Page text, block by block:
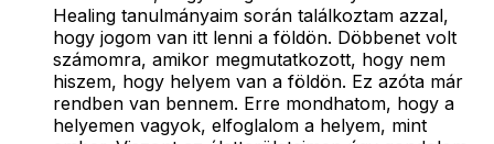
Healing tanulmányaim során találkoztam azzal,
hogy jogom van itt lenni a földön. Döbbenet volt
számomra, amikor megmutatkozott, hogy nem
hiszem, hogy helyem van a földön. Ez azóta már
rendben van bennem. Erre mondhatom, hogy a
helyemen vagyok, elfoglalom a helyem, mint